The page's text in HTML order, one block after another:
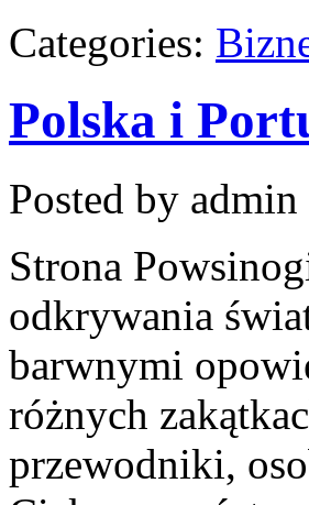
Categories:
Polska i
Posted by admin
Strona
odkrywania
barwnymi
różnych
przewodniki,